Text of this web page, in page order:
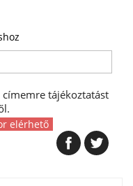
tájékoztatást
elérhető